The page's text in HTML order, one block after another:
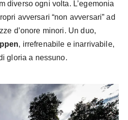
diverso ogni volta. L’egemonia
avversari “non avversari” ad
d’onore minori. Un duo,
, irrefrenabile e inarrivabile,
gloria a nessuno.